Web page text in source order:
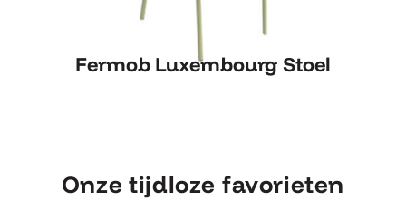
Fermob Luxembourg Stoel
Fermob Luxembourg Stoel
Onze tijdloze favorieten